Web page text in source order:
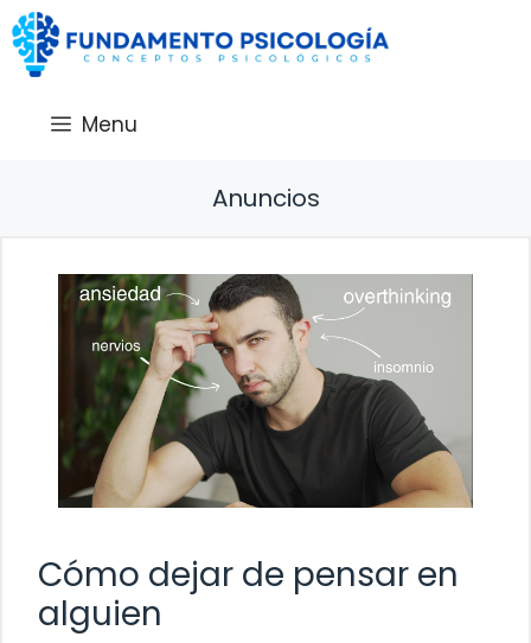
Saltar
al
contenido
Menu
Anuncios
Cómo dejar de pensar en
alguien